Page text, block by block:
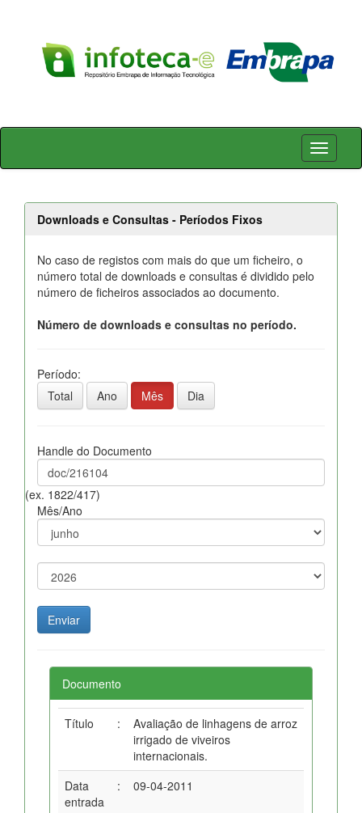
Skip
Downloads e Consultas - Períodos Fixos
No caso de registos com mais do que um ficheiro, o
número total de downloads e consultas é dividido pelo
número de ficheiros associados ao documento.
Número de downloads e consultas no período.
Período:
Total
Ano Mês Dia
Handle do Documento
(ex. 1822/417)
Mês/Ano
Documento
Título :
Avaliação de linhagens de arroz
irrigado de viveiros
internacionais.
Data
entrada
: 09-04-2011